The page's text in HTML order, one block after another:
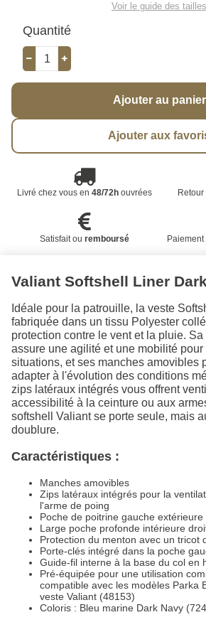
Voir le guide des tailles
Quantité
Ajouter au panier
Ajouter aux
Livré chez vous en 48/72houvrées
Satisfait ou remboursé
Valiant Softshell Liner
Idéale pour la patrouille, la veste
fabriquée dans un tissu Polyester
protection contre le vent et la pluie.
assure une agilité et une mobilité pour
situations, et ses manches amovibles
adapter à l'évolution des conditions
zips latéraux intégrés vous offrent
accessibilité à la ceinture ou aux
softshell Valiant se porte seule, mais
doublure.
Caractéristiques :
Manches amovibles
Zips latéraux intégrés pour la
l'arme de poing
Poche de poitrine gauche extérieure
Large poche profonde intérieure
Protection du menton avec un tricot
Porte-clés intégré dans la poche
Guide-fil interne à la base du col en
Pré-équipée pour une utilisation
compatible avec les modèles Parka
veste Valiant (48153)
Coloris : Bleu marine Dark Navy